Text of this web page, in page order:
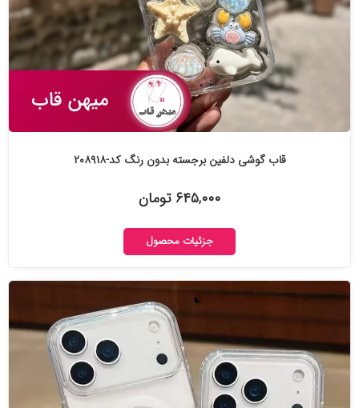
قاب گوشی دلفین برجسته بدون رنگ کد-۲۰۸۹۱۸
۶۴۵,۰۰۰ تومان
جزئیات محصول